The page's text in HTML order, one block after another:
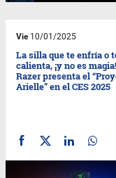
Vie10/01/2025
La silla que te enfría o
calienta, ¡y no es magia!
Razer presenta el
Arielle” en el CES 2025